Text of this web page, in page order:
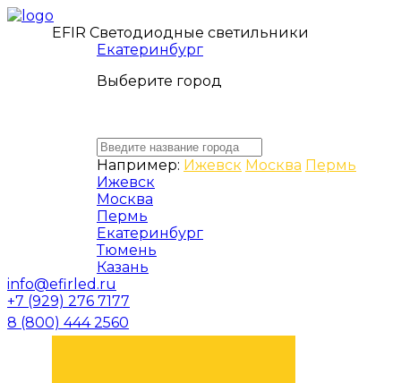
EFIR Светодиодные светильники
Екатеринбург
Выберите город
Например: Ижевск Москва Пермь
Ижевск
Москва
Пермь
Екатеринбург
Тюмень
Казань
info@efirled.ru
+7 (929) 276 7177
8 (800) 444 2560